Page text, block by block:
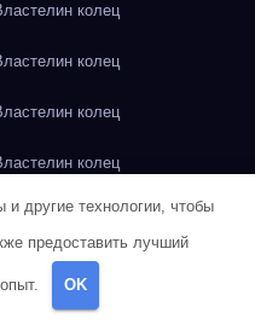
колец
колец
колец
колец
колец
колец
колец
и другие технологии, чтобы
предоставить лучший
OK